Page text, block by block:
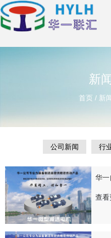
新
首页 / 新
公司新闻 行
华一
速电
查看